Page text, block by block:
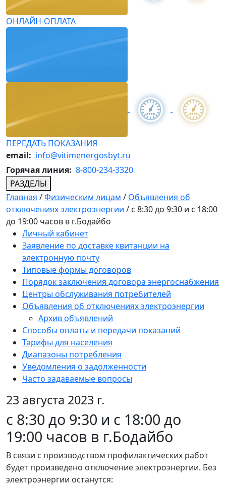
ОНЛАЙН-ОПЛАТА
ПЕРЕДАТЬ ПОКАЗАНИЯ
email: info@vitimenergosbyt.ru
Горячая линия: 8-800-234-3320
РАЗДЕЛЫ
Главная /Физическим лицам / Объявления об
отключениях электроэнергии / с 8:30 до 9:30 и с 18:00
до 19:00 часов в г.Бодайбо
Личный кабинет
Заявление по доставке квитанции на
электронную почту
Типовые формы договоров
Порядок заключения договора энергоснабжения
Центры обслуживания потребителей
Объявления об отключениях электроэнергии
Архив объявлений
Способы оплаты и передачи показаний
Тарифы для населения
Диапазоны потребления
Уведомления о задолженности
Часто задаваемые вопросы
23 августа 2023 г.
с 8:30 до 9:30 и с 18:00 до
19:00 часов в г.Бодайбо
В связи с производством профилактических работ
будет произведено отключение электроэнергии. Без
электроэнергии останутся: